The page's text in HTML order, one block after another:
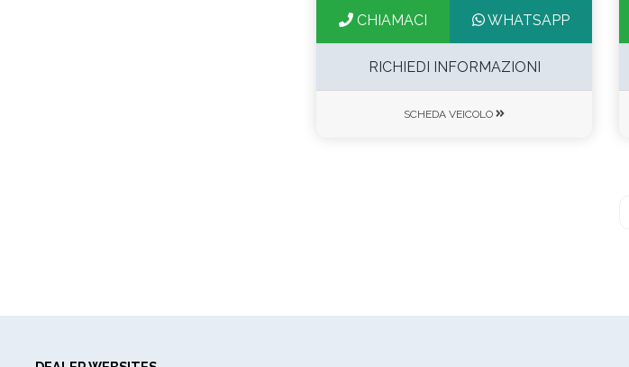
CHIAMACI WHATSAPP
RICHIEDI INFORMAZIONI
SCHEDA VEICOLO